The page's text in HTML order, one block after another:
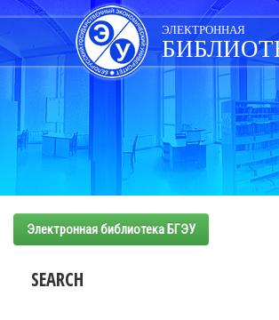
Skip
navigation
ЭЛЕКТРОННАЯ
Электронная библиотека БГЭУ
SEARCH